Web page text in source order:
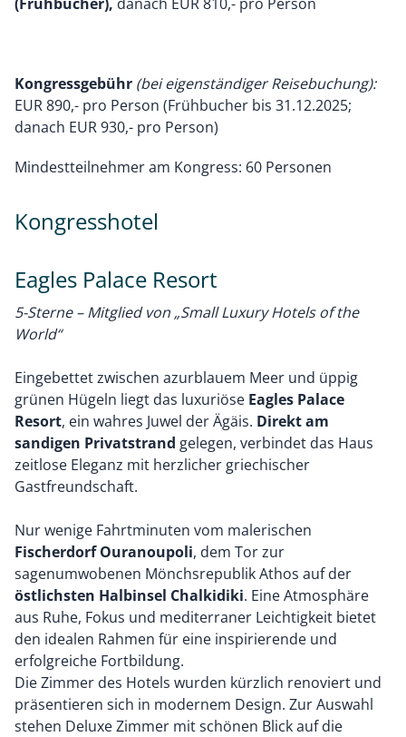
Kongressgebühr (bei eigenständiger Reisebuchung):
EUR 890,- pro Person (Frühbucher bis 31.12.2025;
danach EUR 930,- pro Person)
Mindestteilnehmer am Kongress: 60 Personen
Kongresshotel
Eagles Palace Resort
5-Sterne – Mitglied von „Small Luxury Hotels of the
World“
Eingebettet zwischen azurblauem Meer und üppig
grünen Hügeln liegt das luxuriöse Eagles Palace
Resort, ein wahres Juwel der Ägäis. Direkt am
sandigen Privatstrand gelegen, verbindet das Haus
zeitlose Eleganz mit herzlicher griechischer
Gastfreundschaft.
Nur wenige Fahrtminuten vom malerischen
Fischerdorf Ouranoupoli, dem Tor zur
sagenumwobenen Mönchsrepublik Athos auf der
östlichsten Halbinsel Chalkidiki. Eine Atmosphäre
aus Ruhe, Fokus und mediterraner Leichtigkeit bietet
den idealen Rahmen für eine inspirierende und
erfolgreiche Fortbildung.
Die Zimmer des Hotels wurden kürzlich renoviert und
präsentieren sich in modernem Design. Zur Auswahl
stehen Deluxe Zimmer mit schönen Blick auf die